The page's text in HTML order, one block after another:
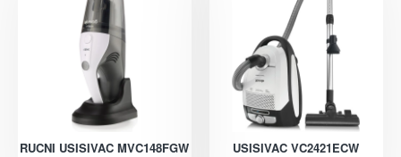
RUCNI USISIVAC MVC148FGW
USISIVAC VC2421ECW